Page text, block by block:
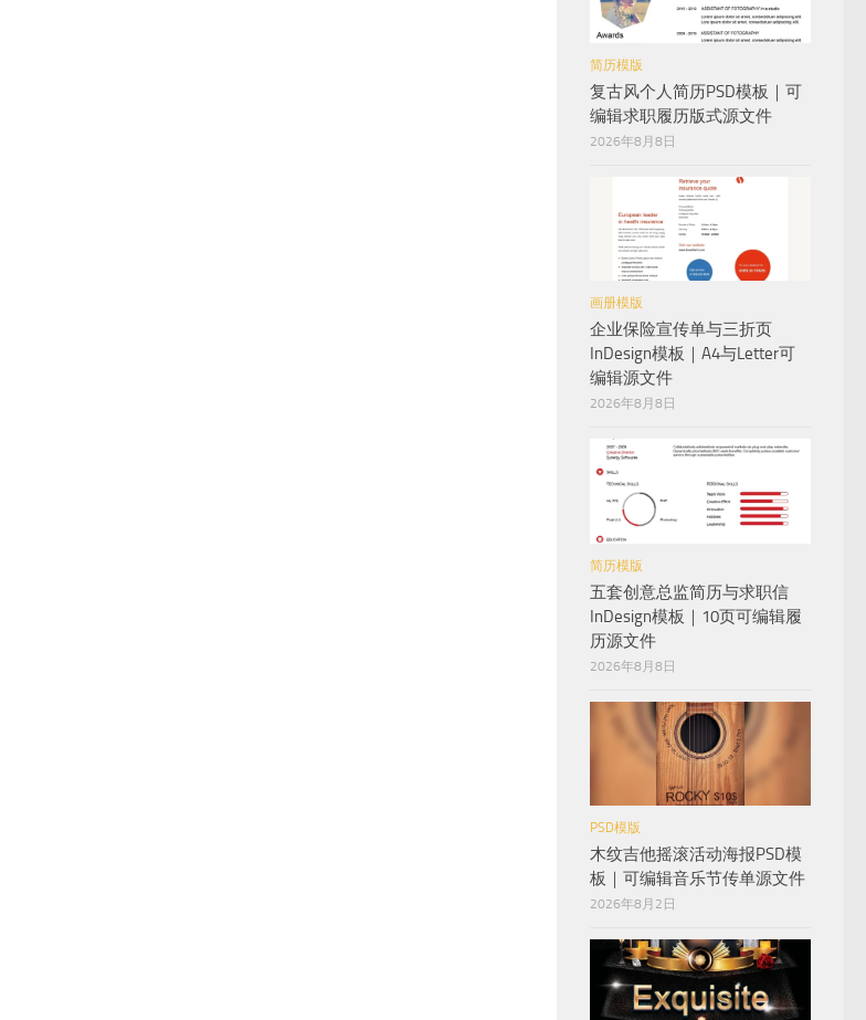
简历模版
复古风个人简历PSD模板｜可
编辑求职履历版式源文件
2026年8月8日
画册模版
企业保险宣传单与三折页
InDesign模板｜A4与Letter可
编辑源文件
2026年8月8日
简历模版
五套创意总监简历与求职信
InDesign模板｜10页可编辑履
历源文件
2026年8月8日
PSD模版
木纹吉他摇滚活动海报PSD模
板｜可编辑音乐节传单源文件
2026年8月2日